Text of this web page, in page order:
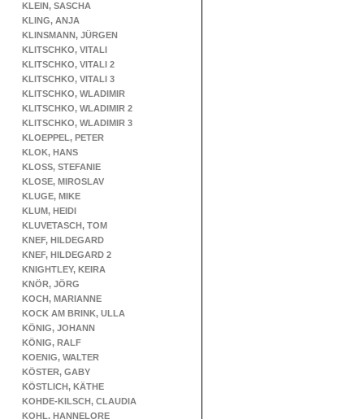
KLEIN, SASCHA
KLING, ANJA
KLINSMANN, JÜRGEN
KLITSCHKO, VITALI
KLITSCHKO, VITALI 2
KLITSCHKO, VITALI 3
KLITSCHKO, WLADIMIR
KLITSCHKO, WLADIMIR 2
KLITSCHKO, WLADIMIR 3
KLOEPPEL, PETER
KLOK, HANS
KLOSS, STEFANIE
KLOSE, MIROSLAV
KLUGE, MIKE
KLUM, HEIDI
KLUVETASCH, TOM
KNEF, HILDEGARD
KNEF, HILDEGARD 2
KNIGHTLEY, KEIRA
KNÖR, JÖRG
KOCH, MARIANNE
KOCK AM BRINK, ULLA
KÖNIG, JOHANN
KÖNIG, RALF
KOENIG, WALTER
KÖSTER, GABY
KÖSTLICH, KÄTHE
KOHDE-KILSCH, CLAUDIA
KOHL, HANNELORE